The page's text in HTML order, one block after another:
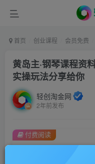
首页 创业课程 会员免费
黄岛主·钢琴课程资
实操玩法分享给你
轻创淘金网
2年前发布
付费阅读